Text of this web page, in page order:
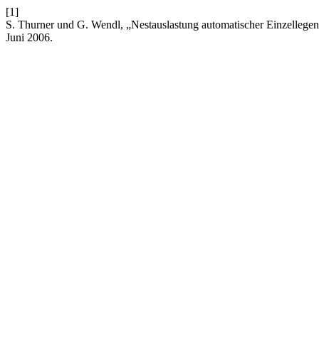
[1]
S. Thurner und G. Wendl, „Nestauslastung automatischer
Juni 2006.